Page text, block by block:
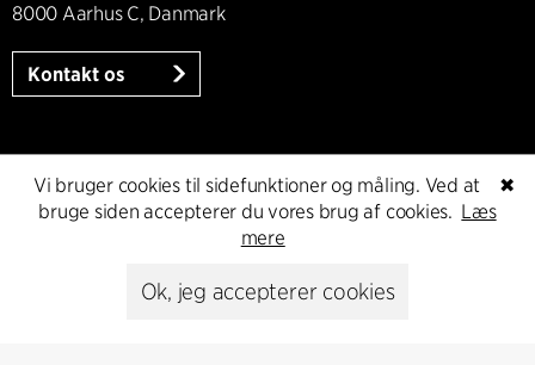
8000 Aarhus C, Danmark
Kontakt os
Presse
T +45 6193 6857
✖
Vi bruger cookies til sidefunktioner og måling. Ved at
bruge siden accepterer du vores brug af cookies. Læs
mere
Ok, jeg accepterer cookies